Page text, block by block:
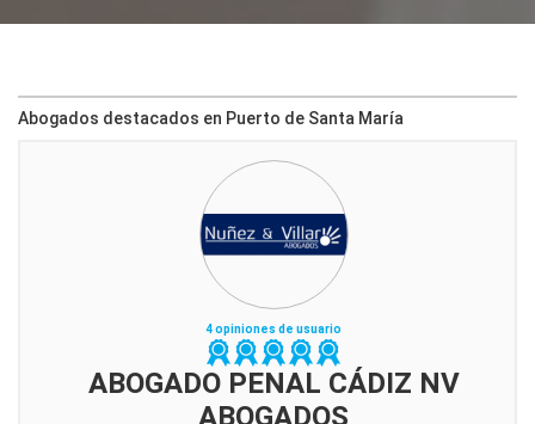
Abogados destacados en Puerto de Santa María
4 opiniones de usuario
ABOGADO PENAL CÁDIZ NV
ABOGADOS